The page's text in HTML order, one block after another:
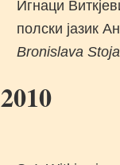
Игнаци
полски јазик
Bronislava
2010